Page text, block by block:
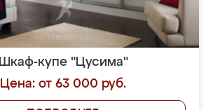
Шкаф-купе "Цусима"
Цена: от 63 000 руб.